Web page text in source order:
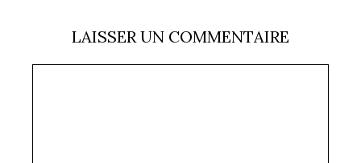
LAISSER UN COMMENTAIRE